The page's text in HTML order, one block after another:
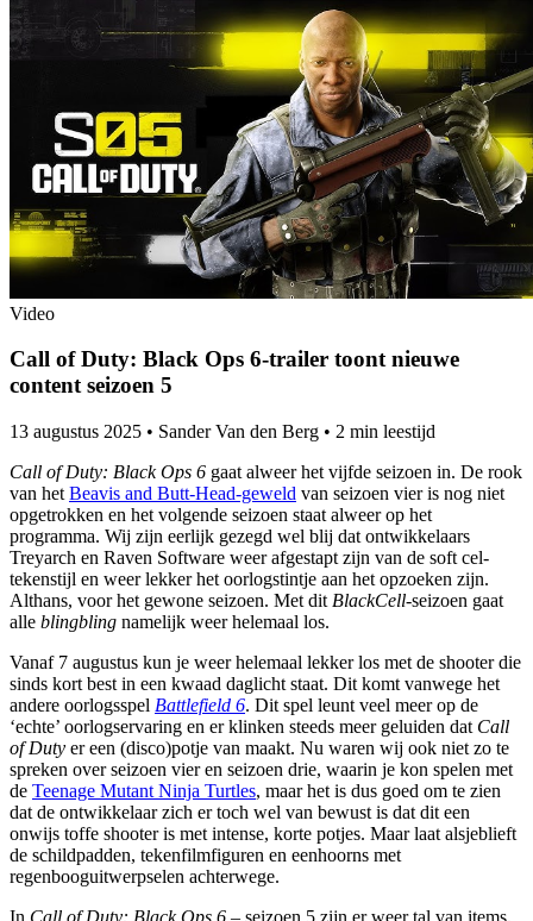
Video
Call of Duty: Black Ops 6-trailer toont nieuwe
content seizoen 5
13 augustus 2025 • Sander Van den Berg • 2 min leestijd
Call of Duty: Black Ops 6 gaat alweer het vijfde seizoen in. De rook
van het Beavis and Butt-Head-geweld van seizoen vier is nog niet
opgetrokken en het volgende seizoen staat alweer op het
programma. Wij zijn eerlijk gezegd wel blij dat ontwikkelaars
Treyarch en Raven Software weer afgestapt zijn van de soft cel-
tekenstijl en weer lekker het oorlogstintje aan het opzoeken zijn.
Althans, voor het gewone seizoen. Met dit BlackCell-seizoen gaat
alle blingbling namelijk weer helemaal los.
Vanaf 7 augustus kun je weer helemaal lekker los met de shooter die
sinds kort best in een kwaad daglicht staat. Dit komt vanwege het
andere oorlogsspel Battlefield 6. Dit spel leunt veel meer op de
‘echte’ oorlogservaring en er klinken steeds meer geluiden dat Call
of Duty er een (disco)potje van maakt. Nu waren wij ook niet zo te
spreken over seizoen vier en seizoen drie, waarin je kon spelen met
de Teenage Mutant Ninja Turtles, maar het is dus goed om te zien
dat de ontwikkelaar zich er toch wel van bewust is dat dit een
onwijs toffe shooter is met intense, korte potjes. Maar laat alsjeblieft
de schildpadden, tekenfilmfiguren en eenhoorns met
regenbooguitwerpselen achterwege.
In Call of Duty: Black Ops 6 – seizoen 5 zijn er weer tal van items,